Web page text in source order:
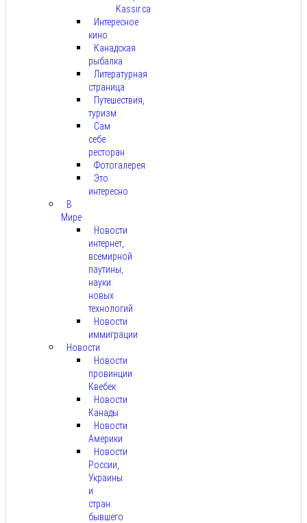
Kassir.ca
Интересное
кино
Канадская
рыбалка
Литературная
страница
Путешествия,
туризм
Сам
себе
ресторан
Фотогалерея
Это
интересно
В
Мире
Новости
интернет,
всемирной
паутины,
науки.
новых
технологий
Новости
иммиграции
Новости
Новости
провинции
Квебек
Новости
Канады
Новости
Америки
Новости
России,
Украины
и
стран
бывшего